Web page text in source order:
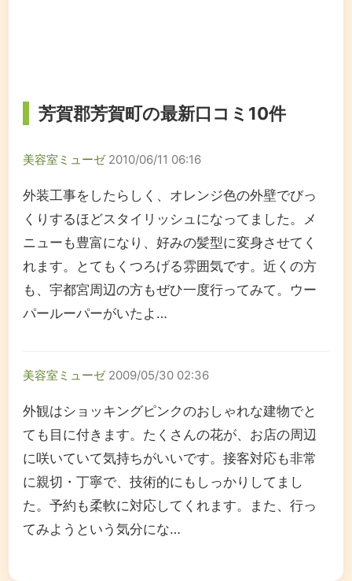
芳賀郡芳賀町の最新口コミ10件
美容室ミューゼ 2010/06/11 06:16
外装工事をしたらしく、オレンジ色の外壁でびっ
くりするほどスタイリッシュになってました。メ
ニューも豊富になり、好みの髪型に変身させてく
れます。とてもくつろげる雰囲気です。近くの方
も、宇都宮周辺の方もぜひ一度行ってみて。ウー
パールーパーがいたよ…
美容室ミューゼ 2009/05/30 02:36
外観はショッキングピンクのおしゃれな建物でと
ても目に付きます。たくさんの花が、お店の周辺
に咲いていて気持ちがいいです。接客対応も非常
に親切・丁寧で、技術的にもしっかりしてまし
た。予約も柔軟に対応してくれます。また、行っ
てみようという気分にな…